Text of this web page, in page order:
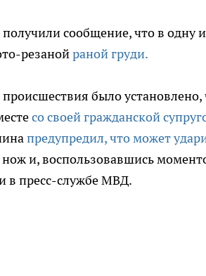
сообщение, что в одну
резанойраной груди.
было установлено,
со своей гражданской
предупредил, что может
и, воспользовавшись
в пресс-службе МВД.